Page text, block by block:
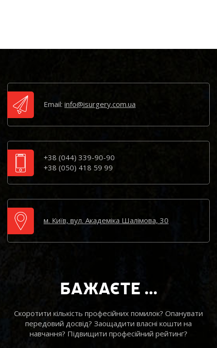
Email: info@isurgery.com.ua
+38 (044) 339-90-90
+38 (050) 418 59 99
м. Київ, вул. Академіка Шалімова, 30
БАЖАЄТЕ ...
Скоротити кількість професійних помилок? Опанувати
передовий досвід? Заощадити власні кошти на
навчання? Підвищити професійний рейтинг?